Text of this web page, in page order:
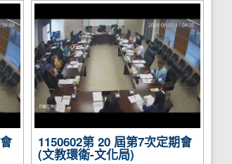
1150602第 20 屆第7次定期會
(文教環衛-文化局)